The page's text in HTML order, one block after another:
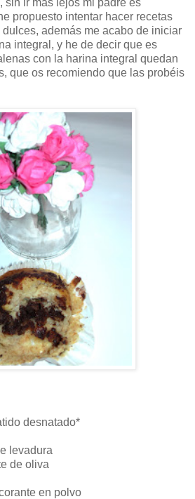
sin ir más lejos mi padre es
propuesto intentar hacer recetas
además me acabo de iniciar
integral, y he de decir que es
con la harina integral quedan
que os recomiendo que las probéis
desnatado*
levadura
de oliva
en polvo